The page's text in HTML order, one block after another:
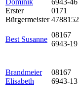
Dominik
Erster
Bürgermeister
6943-46
0171
4788152
Best Susanne
08167
6943-19
Brandmeier
Elisabeth
08167
6943-13